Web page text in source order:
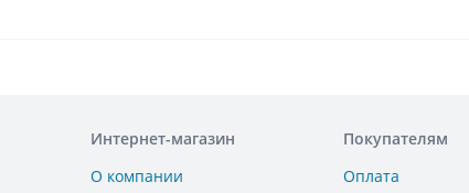
Интернет-магазин
О компании
Покупателям
Оплата